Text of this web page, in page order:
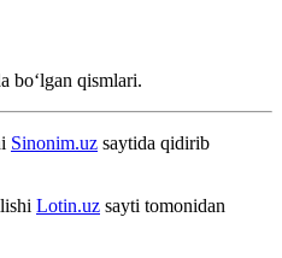
boʻlgan qismlari.
Sinonim.uz saytida qidirib
Lotin.uz sayti tomonidan